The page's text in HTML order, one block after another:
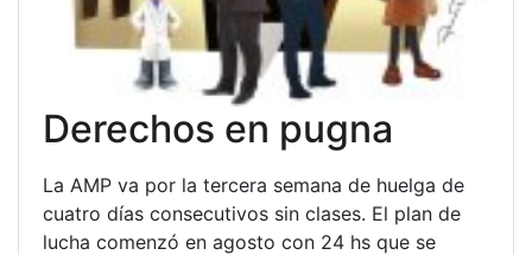
Derechos en pugna
La AMP va por la tercera semana de huelga de
cuatro días consecutivos sin clases. El plan de
lucha comenzó en agosto con 24 hs que se